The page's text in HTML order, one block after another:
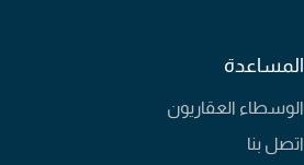
المساعدة
الوسطاء العقاريون
اتصل بنا